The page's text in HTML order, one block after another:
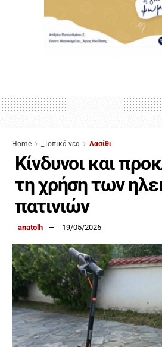
Home _Τοπικά νέα Λασίθι
Κίνδυνοι και
τη χρήση των
πατινιών
anatolh 19/05/2026